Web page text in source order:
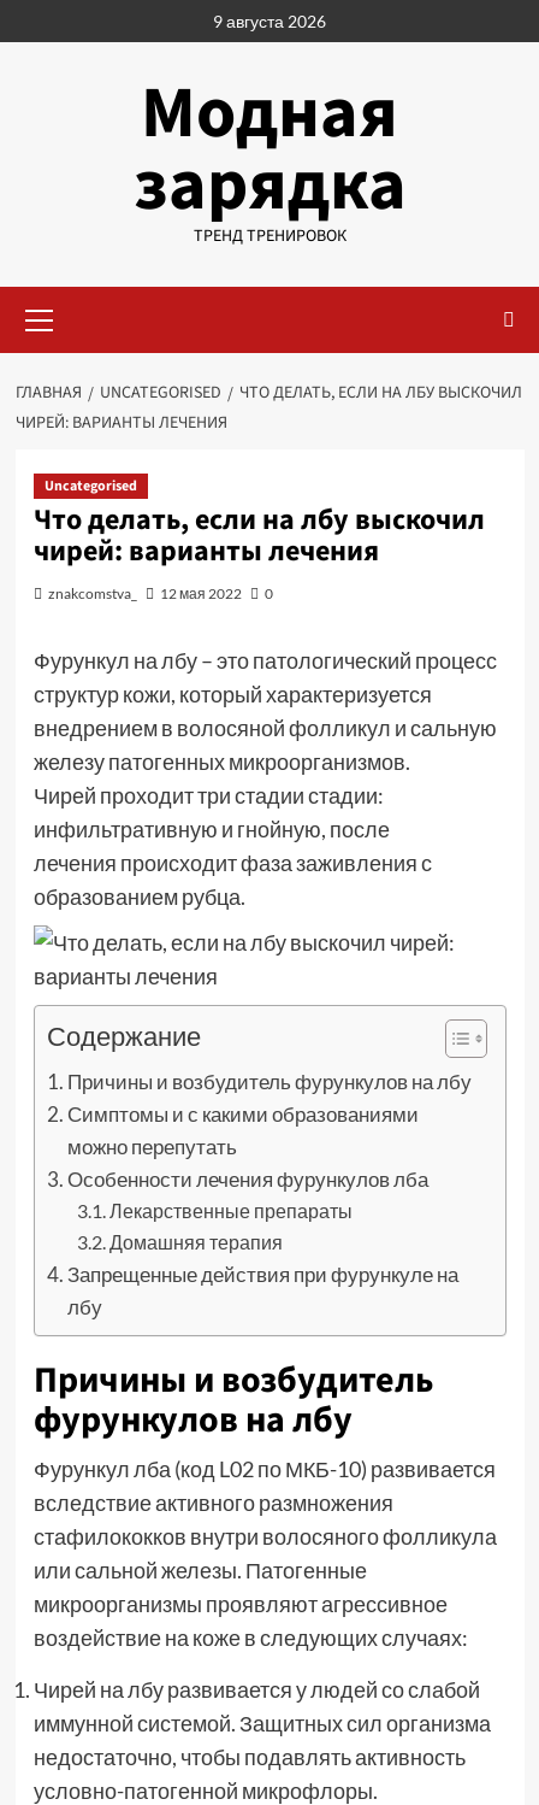
к
9 августа 2026
Модная
зарядка
ТРЕНД ТРЕНИРОВОК
меню
ГЛАВНАЯ UNCATEGORISED
ЧТО ДЕЛАТЬ, ЕСЛИ НА ЛБУ ВЫСКОЧИЛ
ЧИРЕЙ: ВАРИАНТЫ ЛЕЧЕНИЯ
Uncategorised
Что делать, если на лбу выскочил
чирей: варианты лечения
znakcomstva_ 12 мая 2022 0
Фурункул на лбу – это патологический процесс
структур кожи, который характеризуется
внедрением в волосяной фолликул и сальную
железу патогенных микроорганизмов.
Чирей проходит три стадии стадии:
инфильтративную и гнойную, после
лечения происходит фаза заживления с
образованием рубца.
Содержание
Причины и возбудитель фурункулов на лбу
Симптомы и с какими образованиями
можно перепутать
Особенности лечения фурункулов лба
Лекарственные препараты
Домашняя терапия
Запрещенные действия при фурункуле на
лбу
Причины и возбудитель
фурункулов на лбу
Фурункул лба (код L02 по МКБ-10) развивается
вследствие активного размножения
стафилококков внутри волосяного фолликула
или сальной железы. Патогенные
микроорганизмы проявляют агрессивное
воздействие на коже в следующих случаях:
Чирей на лбу развивается у людей со слабой
иммунной системой. Защитных сил организма
недостаточно, чтобы подавлять активность
условно-патогенной микрофлоры.